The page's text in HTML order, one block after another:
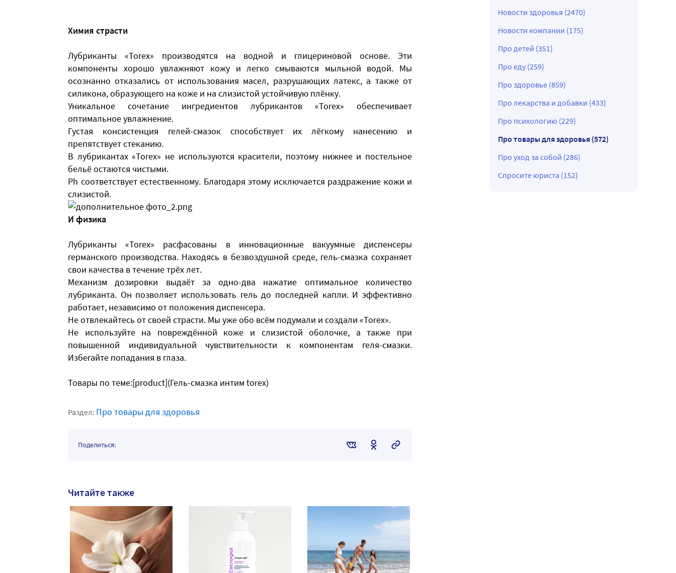
Химия страсти
Лубриканты «Torex» производятся на водной и глицериновой основе. Эти
компоненты хорошо увлажняют кожу и легко смываются мыльной водой. Мы
осознанно отказались от использования масел, разрушающих латекс, а также от
силикона, образующего на коже и на слизистой устойчивую плёнку.
Уникальное сочетание ингредиентов лубрикантов «Torex» обеспечивает
оптимальное увлажнение.
Густая консистенция гелей-смазок способствует их лёгкому нанесению и
препятствует стеканию.
В лубрикантах «Torex» не используются красители, поэтому нижнее и постельное
бельё остаются чистыми.
Ph соответствует естественному. Благодаря этому исключается раздражение кожи и
слизистой.
И физика
Лубриканты «Torex» расфасованы в инновационные вакуумные диспенсеры
германского производства. Находясь в безвоздушной среде, гель-смазка сохраняет
свои качества в течение трёх лет.
Механизм дозировки выдаёт за одно-два нажатие оптимальное количество
лубриканта. Он позволяет использовать гель до последней капли. И эффективно
работает, независимо от положения диспенсера.
Не отвлекайтесь от своей страсти. Мы уже обо всём подумали и создали «Torex».
Не используйте на повреждённой коже и слизистой оболочке, а также при
повышенной индивидуальной чувствительности к компонентам геля-смазки.
Избегайте попадания в глаза.
Товары по теме:[product](Гель-смазка интим torex)
Раздел: Про товары для здоровья
Поделиться:
Читайте также
Новости здоровья (2470)
Новости компании (175)
Про детей (351)
Про еду (259)
Про здоровье (859)
Про лекарства и добавки (433)
Про психологию (229)
Про товары для здоровья (572)
Про уход за собой (286)
Спросите юриста (152)